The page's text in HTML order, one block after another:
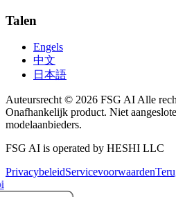
Talen
Engels
中文
日本語
Auteursrecht © 2026 FSG AI Alle
Onafhankelijk product. Niet
modelaanbieders.
FSG AI is operated by HESHI LLC
PrivacybeleidServicevoorwaarden